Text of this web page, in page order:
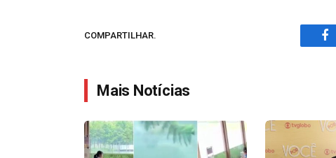
COMPARTILHAR.
Mais Notícias